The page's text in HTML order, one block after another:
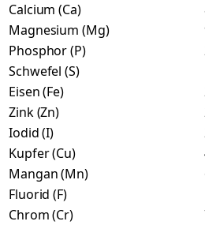
Calcium (Ca)
Magnesium (Mg)
Phosphor (P)
Schwefel (S)
Eisen (Fe)
Zink (Zn)
Iodid (I)
Kupfer (Cu)
Mangan (Mn)
Fluorid (F)
Chrom (Cr)